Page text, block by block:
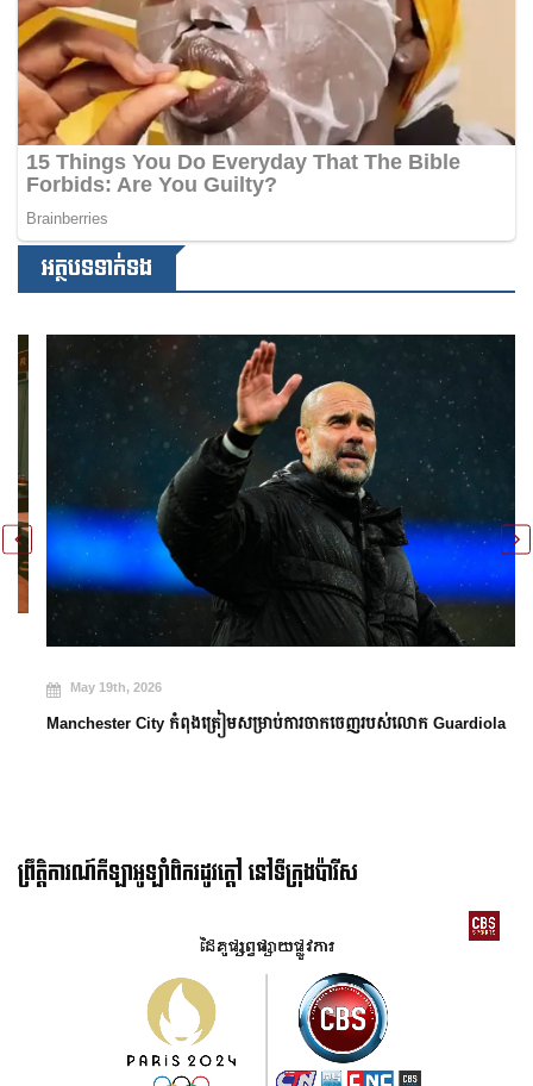
អត្ថបទទាក់ទង
May 19th, 2026
Manchester City កំពុងត្រៀមសម្រាប់ការចាកចេញរបស់លោក Guardiola
ព្រឹត្តិការណ៍កីឡាអូឡាំពិករដូវក្ដៅ នៅទីក្រុងប៉ារីស